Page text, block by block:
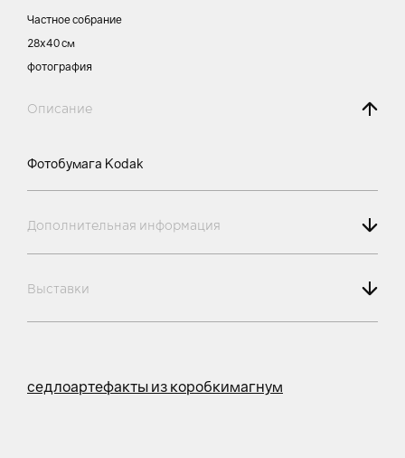
Частное собрание
28х40 см
фотография
Описание
Фотобумага Kodak
Дополнительная информация
Выставки
седлоартефакты из коробкимагнум